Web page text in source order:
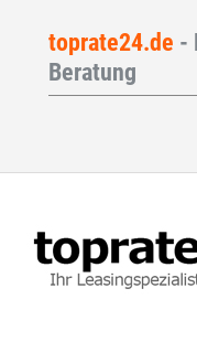
toprate24.de -
Beratung